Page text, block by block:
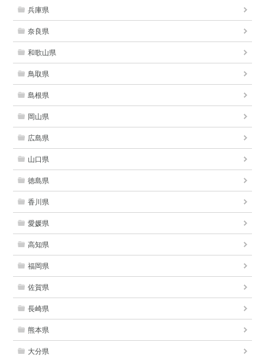
兵庫県
奈良県
和歌山県
鳥取県
島根県
岡山県
広島県
山口県
徳島県
香川県
愛媛県
高知県
福岡県
佐賀県
長崎県
熊本県
大分県